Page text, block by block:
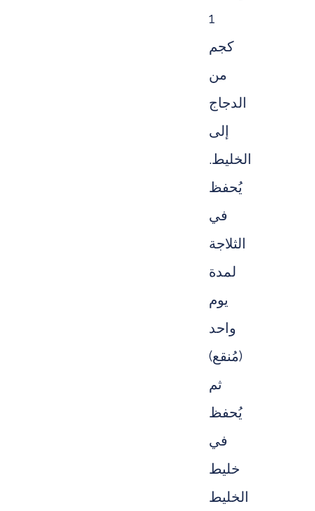
1
كجم
من
الدجاج
إلى
الخليط.
يُحفظ
في
الثلاجة
لمدة
يوم
واحد
(مُنقع)
ثم
يُحفظ
في
خليط
الخليط